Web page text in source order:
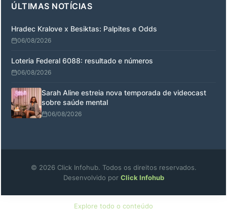
ÚLTIMAS NOTÍCIAS
Hradec Kralove x Besiktas: Palpites e Odds
06/08/2026
Loteria Federal 6088: resultado e números
06/08/2026
Sarah Aline estreia nova temporada de videocast
sobre saúde mental
06/08/2026
© 2026 Click Infohub. Todos os direitos reservados.
Desenvolvido por Click Infohub
Explore todo o conteúdo